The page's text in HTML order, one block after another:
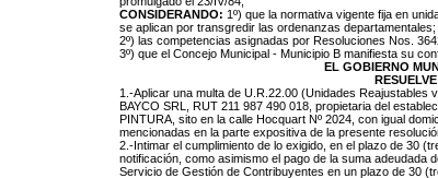
CONSIDERANDO: 1º) que la normativa vigente fija en
se aplican por transgredir las ordenanzas departamentales;
2º) las competencias asignadas por Resoluciones Nos.
3º) que el Concejo Municipal - Municipio B manifiesta su
EL GOBIERNO
1.-Aplicar una multa de U.R.22.00 (Unidades
BAYCO SRL, RUT 211 987 490 018, propietaria del
PINTURA, sito en la calle Hocquart Nº 2024, con igual
mencionadas en la parte expositiva de la presente
2.-Intimar el cumplimiento de lo exigido, en el plazo de 30
notificación, como asimismo el pago de la suma adeudada
Servicio de Gestión de Contribuyentes en un plazo de 30